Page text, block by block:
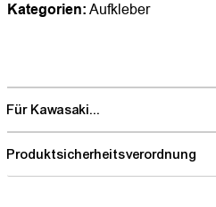
Kategorien: Aufkleber
Für Kawasaki...
Produktsicherheitsverordnung